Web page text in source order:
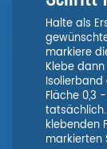
Halte als
markiere
Klebe
Fläche 0,3
klebenden
markierten